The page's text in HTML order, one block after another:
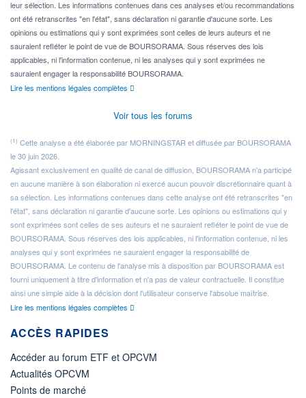
leur sélection. Les informations contenues dans ces analyses et/ou recommandations
ont été retranscrites "en l'état", sans déclaration ni garantie d'aucune sorte. Les
opinions ou estimations qui y sont exprimées sont celles de leurs auteurs et ne
sauraient refléter le point de vue de BOURSORAMA. Sous réserves des lois
applicables, ni l'information contenue, ni les analyses qui y sont exprimées ne
sauraient engager la responsabilité BOURSORAMA.
Lire les mentions légales complètes
Voir tous les forums
(1) Cette analyse a été élaborée par MORNINGSTAR et diffusée par BOURSORAMA
le 30 juin 2026.
Agissant exclusivement en qualité de canal de diffusion, BOURSORAMA n'a participé
en aucune manière à son élaboration ni exercé aucun pouvoir discrétionnaire quant à
sa sélection. Les informations contenues dans cette analyse ont été retranscrites "en
l'état", sans déclaration ni garantie d'aucune sorte. Les opinions ou estimations qui y
sont exprimées sont celles de ses auteurs et ne sauraient refléter le point de vue de
BOURSORAMA. Sous réserves des lois applicables, ni l'information contenue, ni les
analyses qui y sont exprimées ne sauraient engager la responsabilité de
BOURSORAMA. Le contenu de l'analyse mis à disposition par BOURSORAMA est
fourni uniquement à titre d'information et n'a pas de valeur contractuelle. Il constitue
ainsi une simple aide à la décision dont l'utilisateur conserve l'absolue maîtrise.
Lire les mentions légales complètes
ACCÈS RAPIDES
Accéder au forum ETF et OPCVM
Actualités OPCVM
Points de marché